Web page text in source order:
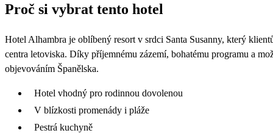
Proč si vybrat tento hotel
Hotel Alhambra je oblíbený resort v srdci Santa Susanny, který
centra letoviska. Díky příjemnému zázemí, bohatému programu a
objevováním Španělska.
Hotel vhodný pro rodinnou dovolenou
V blízkosti promenády i pláže
Pestrá kuchyně